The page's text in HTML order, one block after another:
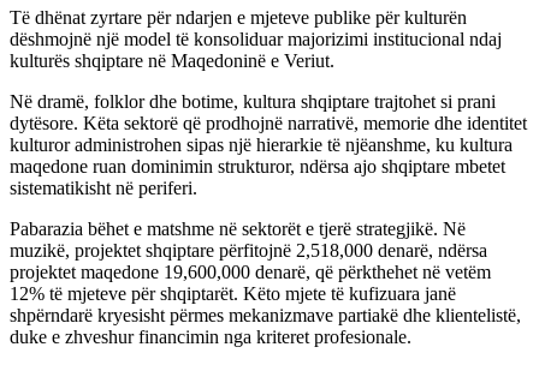
Të dhënat zyrtare për ndarjen e mjeteve publike për kulturën
dëshmojnë një model të konsoliduar majorizimi institucional ndaj
kulturës shqiptare në Maqedoninë e Veriut.
Në dramë, folklor dhe botime, kultura shqiptare trajtohet si prani
dytësore. Këta sektorë që prodhojnë narrativë, memorie dhe identitet
kulturor administrohen sipas një hierarkie të njëanshme, ku kultura
maqedone ruan dominimin strukturor, ndërsa ajo shqiptare mbetet
sistematikisht në periferi.
Pabarazia bëhet e matshme në sektorët e tjerë strategjikë. Në
muzikë, projektet shqiptare përfitojnë 2,518,000 denarë, ndërsa
projektet maqedone 19,600,000 denarë, që përkthehet në vetëm
12% të mjeteve për shqiptarët. Këto mjete të kufizuara janë
shpërndarë kryesisht përmes mekanizmave partiakë dhe klientelistë,
duke e zhveshur financimin nga kriteret profesionale.